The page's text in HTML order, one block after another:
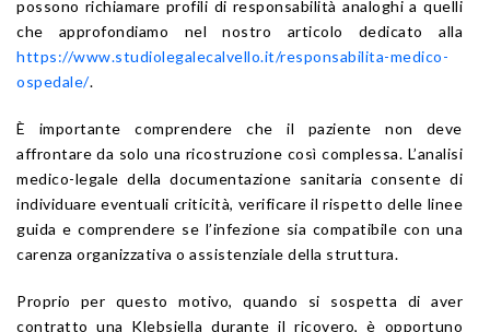
possono richiamare profili di responsabilità analoghi a quelli
che approfondiamo nel nostro articolo dedicato alla
https://www.studiolegalecalvello.it/responsabilita-medico-
ospedale/.
È importante comprendere che il paziente non deve
affrontare da solo una ricostruzione così complessa. L’analisi
medico-legale della documentazione sanitaria consente di
individuare eventuali criticità, verificare il rispetto delle linee
guida e comprendere se l’infezione sia compatibile con una
carenza organizzativa o assistenziale della struttura.
Proprio per questo motivo, quando si sospetta di aver
contratto una Klebsiella durante il ricovero, è opportuno